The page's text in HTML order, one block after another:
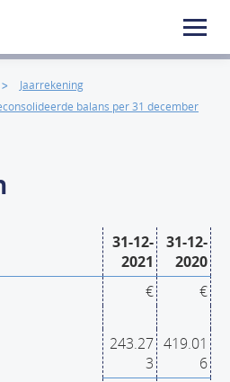
Jaarrekening
balans per 31 december
31-12-
2021
31-12-
2020
€
€
243.27
3
419.01
6